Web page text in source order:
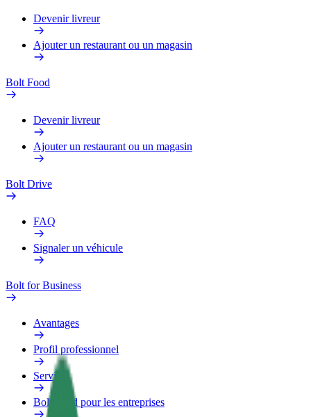
Devenir livreur
Ajouter un restaurant ou un magasin
Bolt Food
Devenir livreur
Ajouter un restaurant ou un magasin
Bolt Drive
FAQ
Signaler un véhicule
Bolt for Business
Avantages
Profil professionnel
Services
Bolt Food pour les entreprises